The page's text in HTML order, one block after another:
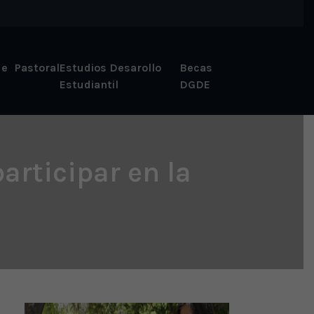
PastoralEstudios Desarollo
Estudiantil
Becas
DGDE
en la